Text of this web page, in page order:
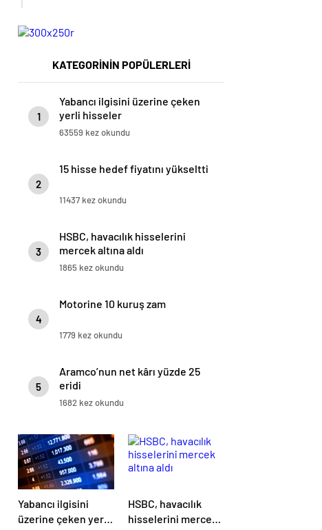
KATEGORİNİN POPÜLERLERİ
1
Yabancı ilgisini üzerine çeken
yerli hisseler
63559 kez okundu
2
15 hisse hedef fiyatını yükseltti
11437 kez okundu
3
HSBC, havacılık hisselerini
mercek altına aldı
1865 kez okundu
4
Motorine 10 kuruş zam
1779 kez okundu
5
Aramco’nun net kârı yüzde 25
eridi
1682 kez okundu
Yabancı ilgisini
üzerine çeken yerli
HSBC, havacılık
hisselerini mercek